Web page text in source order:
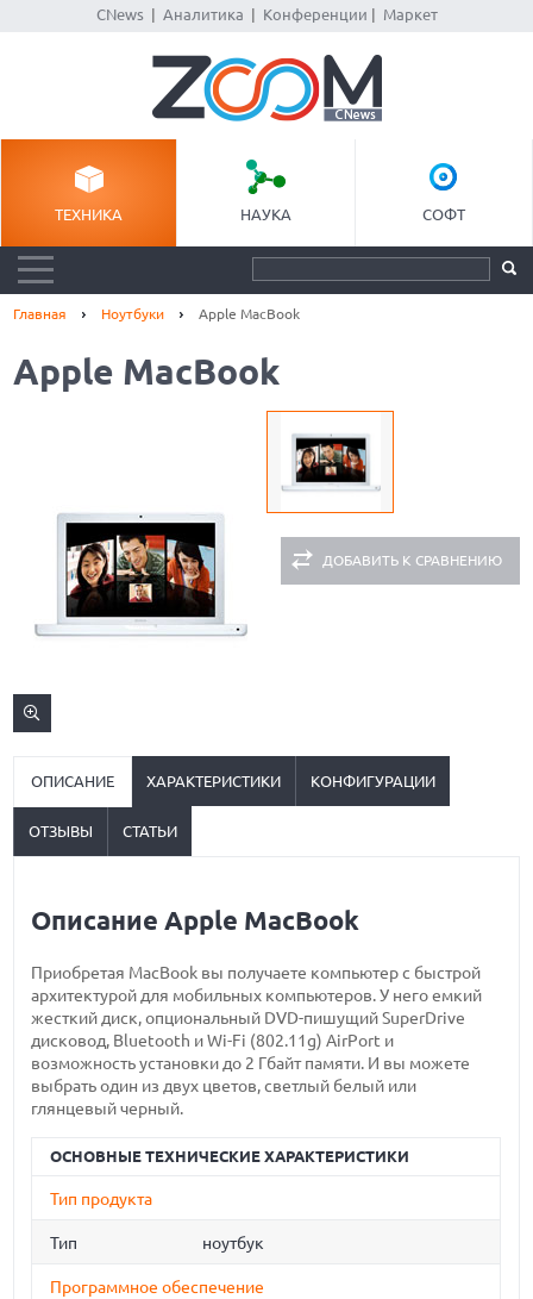
CNews| Аналитика Конференции Маркет
ТЕХНИКА НАУКА СОФТ
Главная Ноутбуки Apple MacBook
Apple MacBook
ДОБАВИТЬ К СРАВНЕНИЮ
ОПИСАНИЕ ХАРАКТЕРИСТИКИ КОНФИГУРАЦИИ
ОТЗЫВЫ СТАТЬИ
Описание Apple MacBook
Приобретая MacBook вы получаете компьютер с быстрой
архитектурой для мобильных компьютеров. У него емкий
жесткий диск, опциональный DVD-пишущий SuperDrive
дисковод, Bluetooth и Wi-Fi (802.11g) AirPort и
возможность установки до 2 Гбайт памяти. И вы можете
выбрать один из двух цветов, светлый белый или
глянцевый черный.
ОСНОВНЫЕ ТЕХНИЧЕСКИЕ ХАРАКТЕРИСТИКИ
Тип продукта
Тип ноутбук
Программное обеспечение